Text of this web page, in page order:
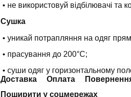
• не використовуй відбілювачі та
Сушка
• уникай потрапляння на одяг
• прасування до 200°С;
• суши одяг у горизонтальному
Доставка
Оплата
Поширити у соцмережах